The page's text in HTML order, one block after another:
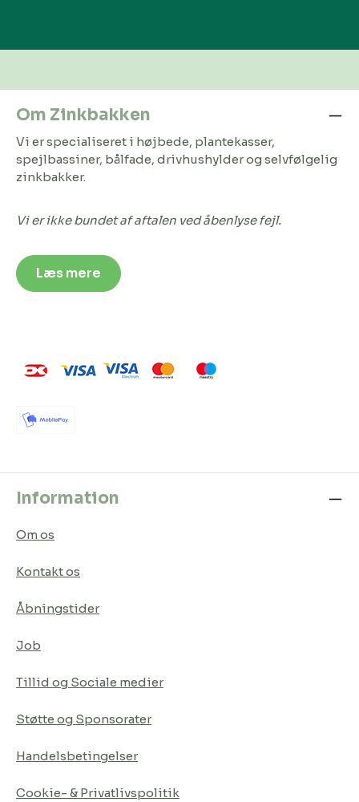
Om Zinkbakken
Vi er specialiseret i højbede, plantekasser,
spejlbassiner, bålfade, drivhushylder og selvfølgelig
zinkbakker.
Vi er ikke bundet af aftalen ved åbenlyse fejl.
Læs mere
Information
Om os
Kontakt os
Åbningstider
Job
Tillid og Sociale medier
Støtte og Sponsorater
Handelsbetingelser
Cookie- & Privatlivspolitik